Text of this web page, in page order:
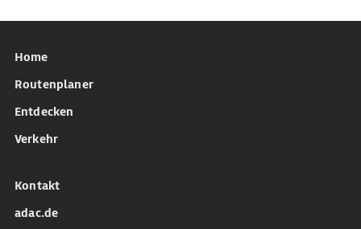
Home
Routenplaner
Entdecken
Verkehr
Kontakt
adac.de